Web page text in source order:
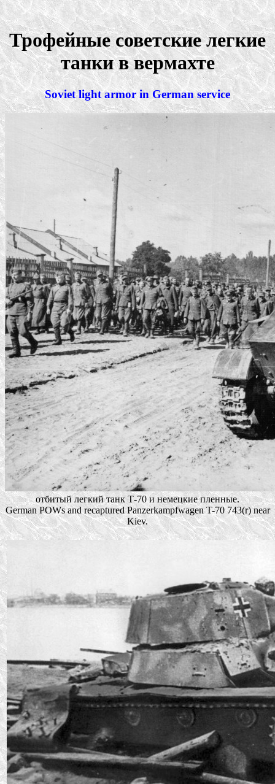
Трофейные советские легкие
танки в вермахте
Soviet light armor in German service
отбитый легкий танк Т-70 и немецкие пленные.
German POWs and recaptured Panzerkampfwagen T-70 743(r) near
Kiev.